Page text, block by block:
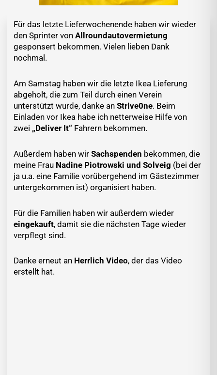
Für das letzte Lieferwochenende haben wir wieder
den Sprinter von Allroundautovermietung
gesponsert bekommen. Vielen lieben Dank
nochmal.
Am Samstag haben wir die letzte Ikea Lieferung
abgeholt, die zum Teil durch einen Verein
unterstützt wurde, danke an Strive0ne. Beim
Einladen vor Ikea habe ich netterweise Hilfe von
zwei „Deliver It“ Fahrern bekommen.
Außerdem haben wir Sachspenden bekommen, die
meine Frau Nadine Piotrowski und Solveig (bei der
ja u.a. eine Familie vorübergehend im Gästezimmer
untergekommen ist) organisiert haben.
Für die Familien haben wir außerdem wieder
eingekauft, damit sie die nächsten Tage wieder
verpflegt sind.
Danke erneut an Herrlich Video, der das Video
erstellt hat.